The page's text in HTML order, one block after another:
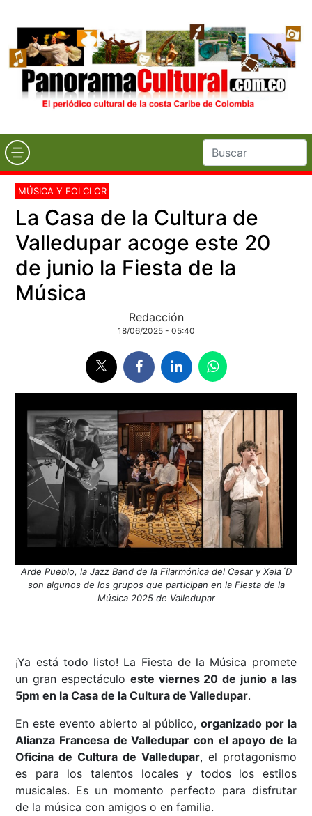
MÚSICA Y FOLCLOR
La Casa de la Cultura de
Valledupar acoge este 20
de junio la Fiesta de la
Música
Redacción
18/06/2025 - 05:40
Arde Pueblo, la Jazz Band de la Filarmónica del Cesar y Xela´D
son algunos de los grupos que participan en la Fiesta de la
Música 2025 de Valledupar
¡Ya está todo listo! La Fiesta de la Música promete
un gran espectáculo este viernes 20 de junio a las
5pm en la Casa de la Cultura de Valledupar.
En este evento abierto al público,organizado por la
Alianza Francesa de Valledupar con el apoyo de la
Oficina de Cultura de Valledupar, el protagonismo
es para los talentos locales y todos los estilos
musicales. Es un momento perfecto para disfrutar
de la música con amigos o en familia.